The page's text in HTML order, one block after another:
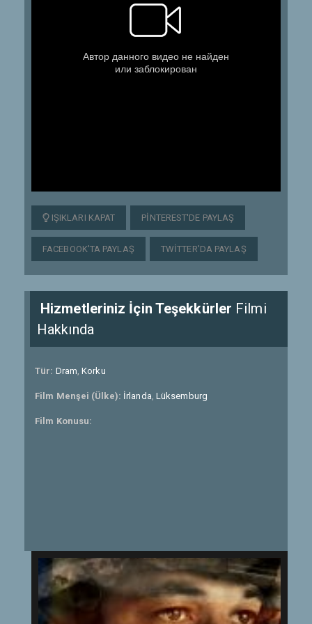
IŞIKLARI KAPAT PINTEREST'DE PAYLAŞ
FACEBOOK'TA PAYLAŞ TWITTER'DA PAYLAŞ
Hizmetleriniz İçin Teşekkürler Filmi
Hakkında
Tür: Dram,Korku
Film Menşei (Ülke): İrlanda, Lüksemburg
Film Konusu: